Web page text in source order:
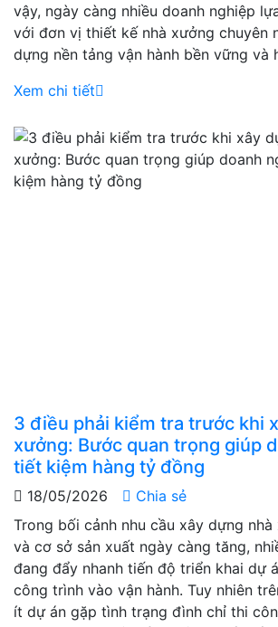
vậy, ngày càng nhiều doanh nghiệp
với đơn vị thiết kế nhà xưởng chuyên
dựng nền tảng vận hành bền vững và
Xem chi tiết
3 điều phải kiểm tra trước khi
xưởng: Bước quan trọng giúp
tiết kiệm hàng tỷ đồng
18/05/2026
Chia sẻ
Trong bối cảnh nhu cầu xây dựng
và cơ sở sản xuất ngày càng tăng,
đang đẩy nhanh tiến độ triển khai dự
công trình vào vận hành. Tuy nhiên
ít dự án gặp tình trạng đình chỉ thi